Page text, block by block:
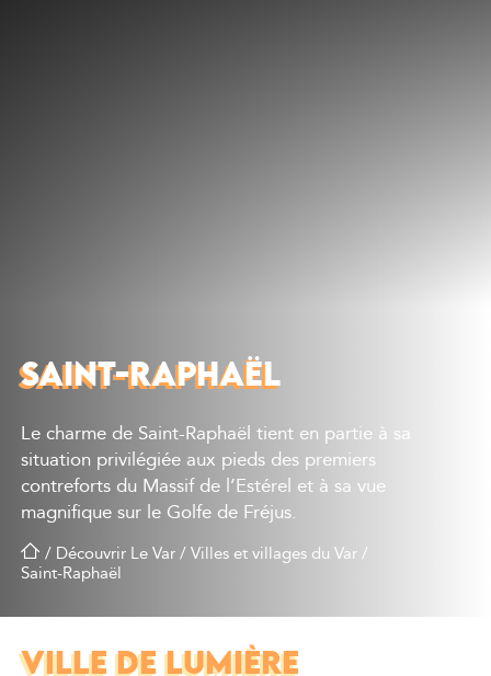
SAINT-RAPHAËL
Le charme de Saint-Raphaël tient en partie à sa
situation privilégiée aux pieds des premiers
contreforts du Massif de l’Estérel et à sa vue
magnifique sur le Golfe de Fréjus.
/ Découvrir Le Var/Villes et villages du Var/
Saint-Raphaël
VILLE DE LUMIÈRE